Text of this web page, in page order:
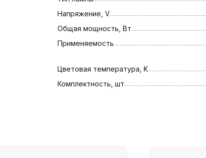
Напряжение, V
Общая мощность, Вт
Применяемость
Цветовая температура, K
Комплектность, шт